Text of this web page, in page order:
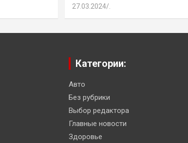
27.03.2024
Категории:
Авто
Без рубрики
Выбор редактора
Главные новости
Здоровье